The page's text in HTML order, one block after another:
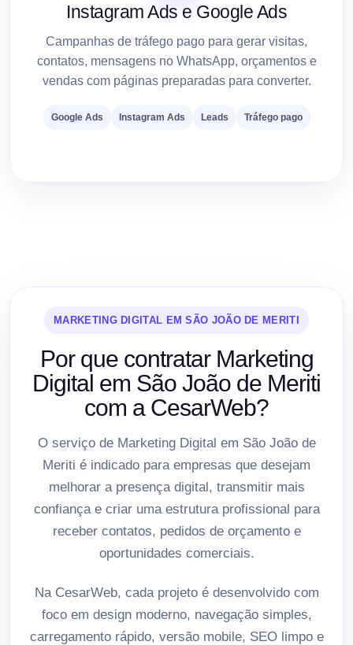
Instagram Ads e Google Ads
Campanhas de tráfego pago para gerar visitas,
contatos, mensagens no WhatsApp, orçamentos e
vendas com páginas preparadas para converter.
Google Ads Instagram Ads Leads Tráfego pago
MARKETING DIGITAL EM SÃO JOÃO DE MERITI
Por que contratar Marketing
Digital em São João de Meriti
com a CesarWeb?
O serviço de Marketing Digital em São João de
Meriti é indicado para empresas que desejam
melhorar a presença digital, transmitir mais
confiança e criar uma estrutura profissional para
receber contatos, pedidos de orçamento e
oportunidades comerciais.
Na CesarWeb, cada projeto é desenvolvido com
foco em design moderno, navegação simples,
carregamento rápido, versão mobile, SEO limpo e